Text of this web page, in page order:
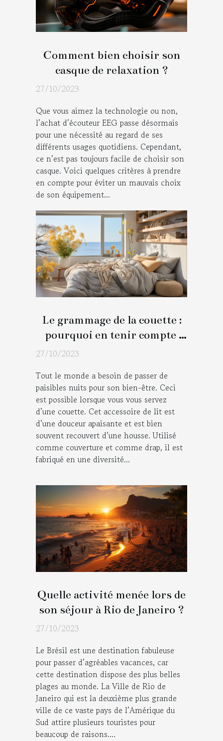
Comment bien choisir son
casque de relaxation ?
27/10/2023
Que vous aimez la technologie ou non,
l’achat d’écouteur EEG passe désormais
pour une nécessité au regard de ses
différents usages quotidiens. Cependant,
ce n’est pas toujours facile de choisir son
casque. Voici quelques critères à prendre
en compte pour éviter un mauvais choix
de son équipement...
Le grammage de la couette :
pourquoi en tenir compte
pendant le choix?
27/10/2023
Tout le monde a besoin de passer de
paisibles nuits pour son bien-être. Ceci
est possible lorsque vous vous servez
d’une couette. Cet accessoire de lit est
d’une douceur apaisante et est bien
souvent recouvert d’une housse. Utilisé
comme couverture et comme drap, il est
fabriqué en une diversité...
Quelle activité menée lors de
son séjour à Rio de Janeiro ?
27/10/2023
Le Brésil est une destination fabuleuse
pour passer d’agréables vacances, car
cette destination dispose des plus belles
plages au monde. La Ville de Rio de
Janeiro qui est la deuxième plus grande
ville de ce vaste pays de l’Amérique du
Sud attire plusieurs touristes pour
beaucoup de raisons....